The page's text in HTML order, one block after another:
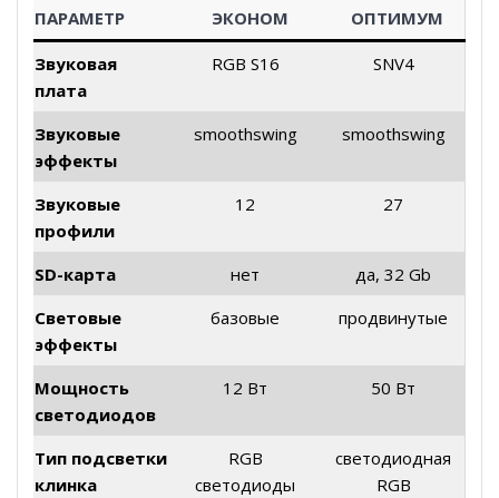
ПАРАМЕТР ЭКОНОМ ОПТИМУМ
Звуковая
плата
RGB S16 SNV4
Звуковые
эффекты
smoothswing smoothswing
Звуковые
профили
12 27
SD-карта нет
да, 32 Gb
Световые
эффекты
базовые продвинутые
Мощность
светодиодов
12 Вт 50 Вт
Тип подсветки
клинка
RGB
светодиоды
светодиодная
RGB